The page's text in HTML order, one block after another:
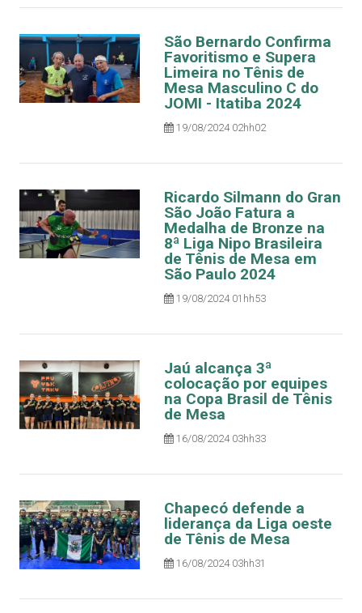
São Bernardo Confirma
Favoritismo e Supera
Limeira no Tênis de
Mesa Masculino C do
JOMI - Itatiba 2024
19/08/2024 02hh02
Ricardo Silmann do Gran
São João Fatura a
Medalha de Bronze na
8ª Liga Nipo Brasileira
de Tênis de Mesa em
São Paulo 2024
19/08/2024 01hh53
Jaú alcança 3ª
colocação por equipes
na Copa Brasil de Tênis
de Mesa
16/08/2024 03hh33
Chapecó defende a
liderança da Liga oeste
de Tênis de Mesa
16/08/2024 03hh31